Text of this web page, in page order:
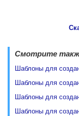
Смотрите
Шаблоны для
Шаблоны для
Шаблоны для
Шаблоны для